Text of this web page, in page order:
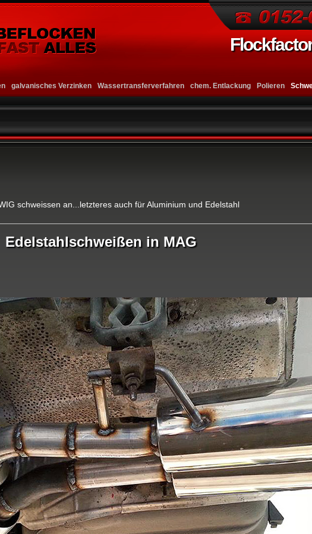
galvanisches Verzinken Wassertransferverfahren chem. Entlackung Polieren
schweissen an...letzteres auch für Aluminium und Edelstahl
Edelstahlschweißen in MAG